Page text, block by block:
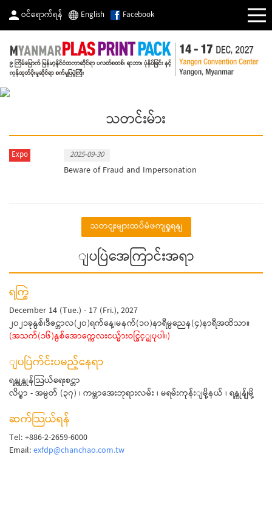
ဝင်ရောက်ရန် English Facebook
သတင်းမ်ား
Expo 2025-09-30
Beware of Fraud and Impersonation
သတငျးများထပ်မံဖကျရှုရနျ
ျပပြဲအေကြာင်းအရာ
ရက္စြဲ
December 14 (Tue.) - 17 (Fri.), 2027
၂၀၂၁ခုနွစ်၊ဒီဇင္ဘာလ(၂၀)ရက်နေ့၊မနက်(၁၀)နာရီမွညေန(၄)နာရီအထိသာ။
(အသက်(၁၆)နွစ်အောက္ကေလးငယ္မ်ားဝင္ခြင့္မျပုပါ။)
ျပပြဲက်င်းပမည့်နေရာ
ရန္ကုန္ကုန်သြယ်ရေးစင္တာ
လိပ္စာ - အမွတ် (၃၇) ၊ ကမ္ဘာအေးဘုရားလမ်း ၊ မရမ်းကုန်းျမို့နယ် ၊ ရန္ကုန်ျမို့
ဆက်သြယ်ရန်
Tel: +886-2-2659-6000
Email:exfdp@chanchao.com.tw